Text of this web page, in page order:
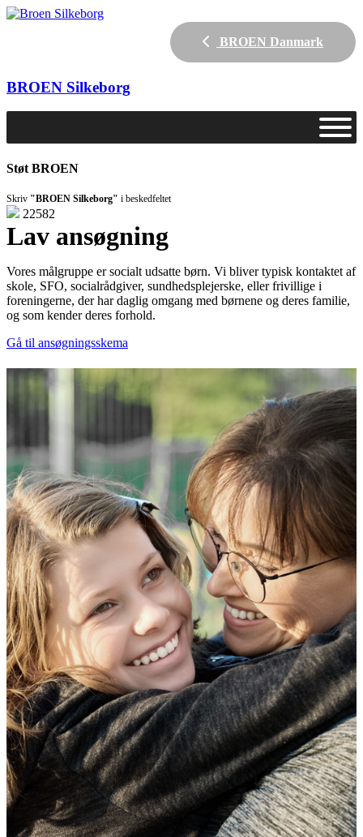
BROEN Danmark
BROEN Silkeborg
Støt BROEN
Skriv "BROEN Silkeborg" i beskedfeltet
22582
Lav ansøgning
Vores målgruppe er socialt udsatte børn. Vi bliver typisk kontaktet af
skole, SFO, socialrådgiver, sundhedsplejerske, eller frivillige i
foreningerne, der har daglig omgang med børnene og deres familie,
og som kender deres forhold.
Gå til ansøgningsskema